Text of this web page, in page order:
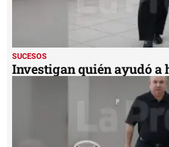
SUCESOS
Investigan quién ayudó